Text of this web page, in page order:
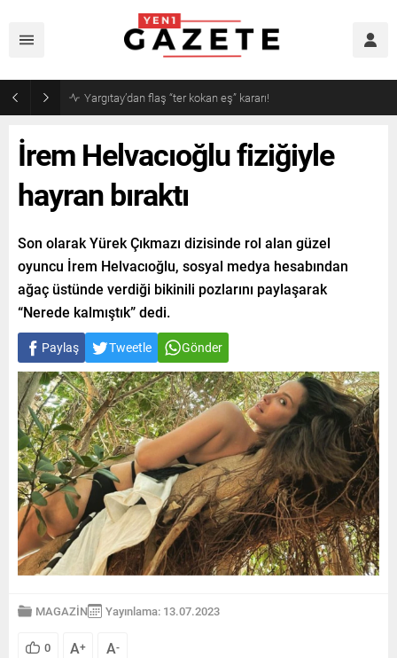
Narin cinayetinde amcadan olay mektup!
İrem Helvacıoğlu fiziğiyle
hayran bıraktı
Son olarak Yürek Çıkmazı dizisinde rol alan güzel
oyuncu İrem Helvacıoğlu, sosyal medya hesabından
ağaç üstünde verdiği bikinili pozlarını paylaşarak
“Nerede kalmıştık” dedi.
Paylaş Tweetle Gönder
MAGAZİN Yayınlama: 13.07.2023
0 A+ A-